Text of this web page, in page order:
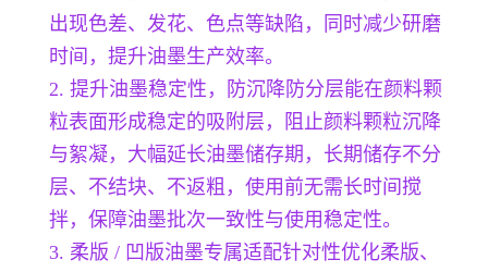
出现色差、发花、色点等缺陷，同时减少研磨
时间，提升油墨生产效率。
2. 提升油墨稳定性，防沉降防分层能在颜料颗
粒表面形成稳定的吸附层，阻止颜料颗粒沉降
与絮凝，大幅延长油墨储存期，长期储存不分
层、不结块、不返粗，使用前无需长时间搅
拌，保障油墨批次一致性与使用稳定性。
3. 柔版 / 凹版油墨专属适配针对性优化柔版、